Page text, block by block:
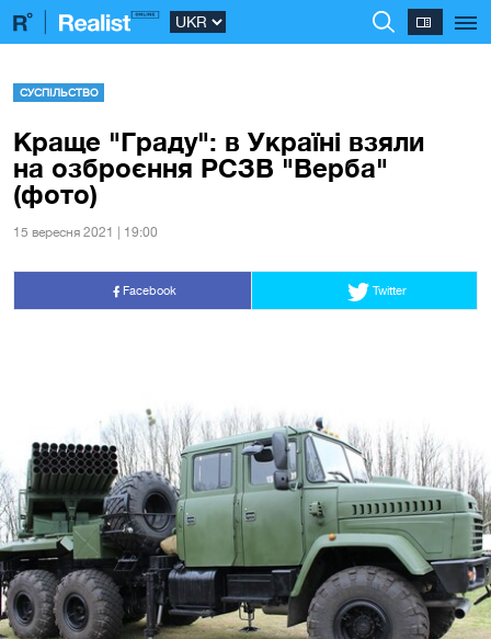
СУСПІЛЬСТВО
Краще "Граду": в Україні взяли
на озброєння РСЗВ "Верба"
(фото)
15 вересня 2021 | 19:00
Facebook Twitter